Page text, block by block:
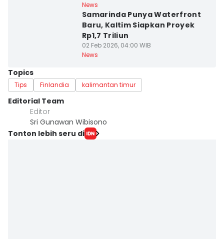
News
Samarinda Punya Waterfront
Baru, Kaltim Siapkan Proyek
Rp1,7 Triliun
02 Feb 2026, 04:00 WIB
News
Topics
Tips Finlandia kalimantan timur
Editorial Team
Editor
Sri Gunawan Wibisono
Tonton lebih seru di